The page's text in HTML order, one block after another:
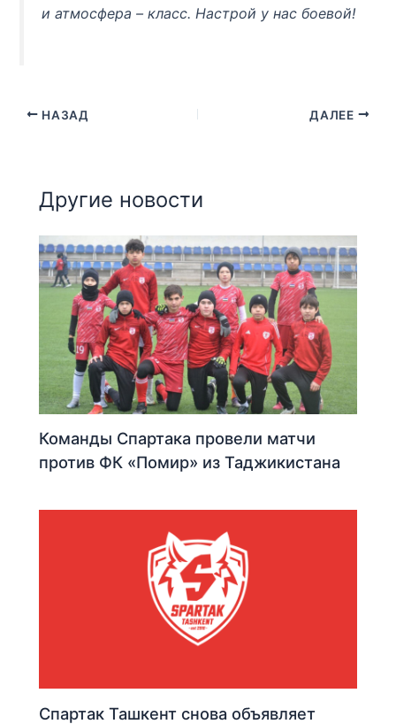
и атмосфера – класс. Настрой у нас боевой!
НАЗАД ДАЛЕЕ
Другие новости
Команды Спартака провели матчи
против ФК «Помир» из Таджикистана
Спартак Ташкент снова объявляет